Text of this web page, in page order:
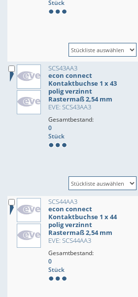
Stück
SCS43AA3
econ connect
Kontaktbuchse 1 x 43
polig verzinnt
Rastermaß 2,54 mm
EVE: SCS43AA3
Gesamtbestand:
0
Stück
SCS44AA3
econ connect
Kontaktbuchse 1 x 44
polig verzinnt
Rastermaß 2,54 mm
EVE: SCS44AA3
Gesamtbestand:
0
Stück